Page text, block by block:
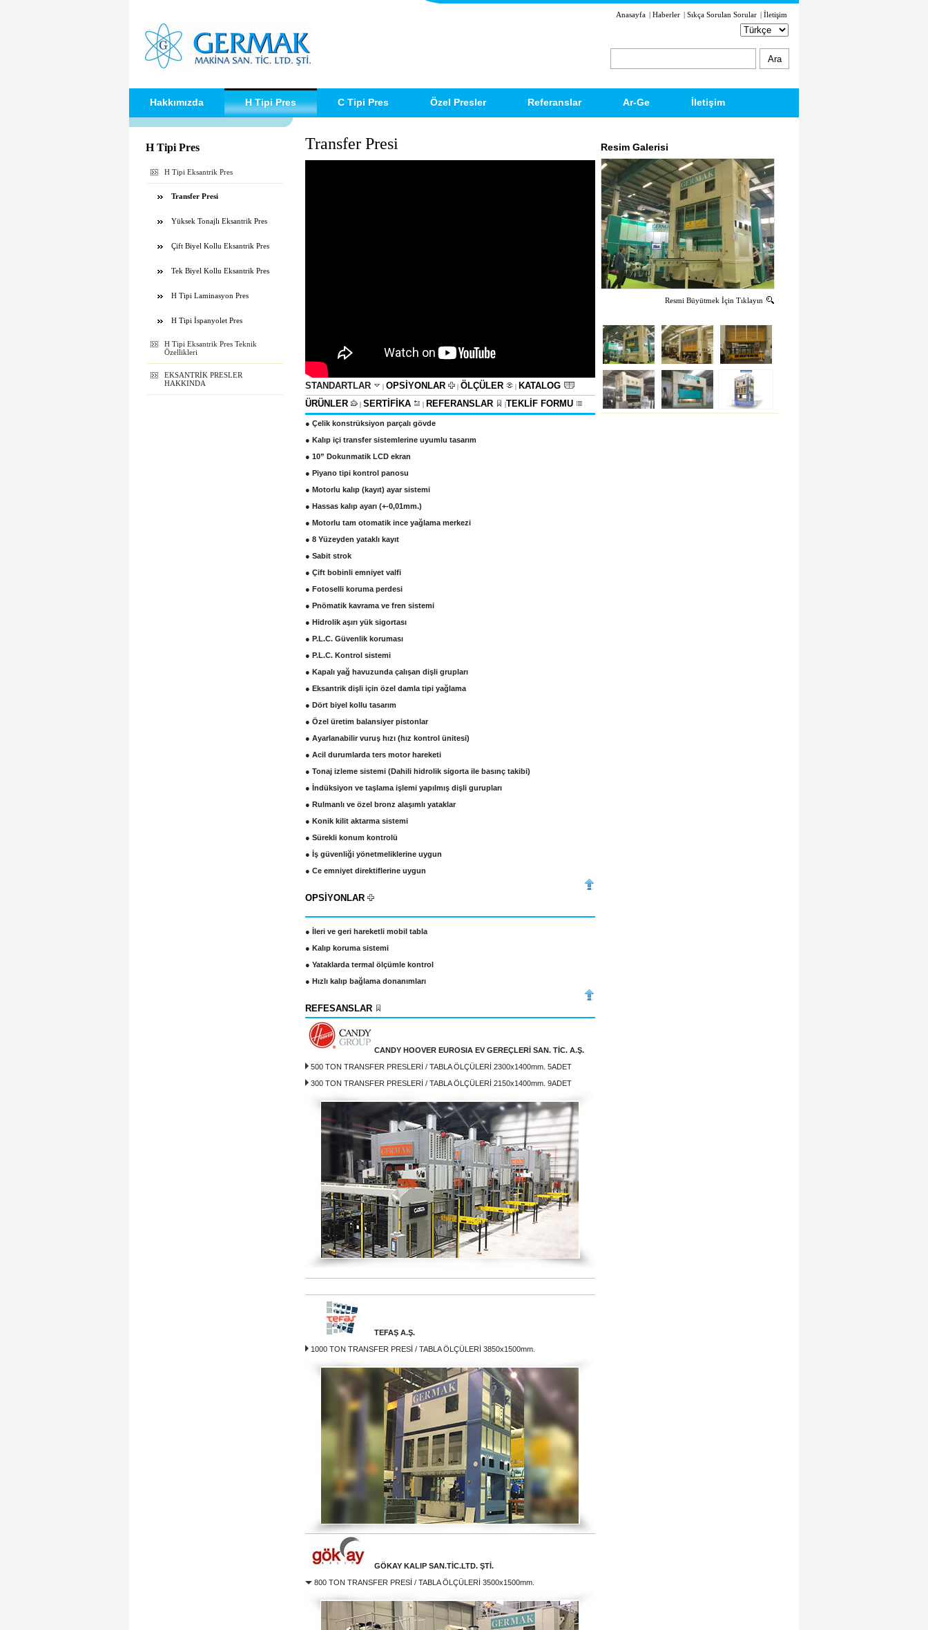
Anasayfa | Haberler | Sıkça Sorulan Sorular | İletişim
Hakkımızda H Tipi Pres C Tipi Pres Özel Presler Referanslar Ar-Ge İletişim
H Tipi Pres
H Tipi Eksantrik Pres
Transfer Presi
Yüksek Tonajlı Eksantrik Pres
Çift Biyel Kollu Eksantrik Pres
Tek Biyel Kollu Eksantrik Pres
H Tipi Laminasyon Pres
H Tipi İspanyolet Pres
H Tipi Eksantrik Pres Teknik
Özellikleri
EKSANTRİK PRESLER
HAKKINDA
Transfer Presi
STANDARTLAR | OPSİYONLAR | ÖLÇÜLER | KATALOG
ÜRÜNLER
| SERTİFİKA | REFERANSLAR |TEKLİF FORMU
● Çelik konstrüksiyon parçalı gövde
● Kalıp içi transfer sistemlerine uyumlu tasarım
● 10” Dokunmatik LCD ekran
● Piyano tipi kontrol panosu
● Motorlu kalıp (kayıt) ayar sistemi
● Hassas kalıp ayarı (+-0,01mm.)
● Motorlu tam otomatik ince yağlama merkezi
● 8 Yüzeyden yataklı kayıt
● Sabit strok
● Çift bobinli emniyet valfi
● Fotoselli koruma perdesi
● Pnömatik kavrama ve fren sistemi
● Hidrolik aşırı yük sigortası
● P.L.C. Güvenlik koruması
● P.L.C. Kontrol sistemi
● Kapalı yağ havuzunda çalışan dişli grupları
● Eksantrik dişli için özel damla tipi yağlama
● Dört biyel kollu tasarım
● Özel üretim balansiyer pistonlar
● Ayarlanabilir vuruş hızı (hız kontrol ünitesi)
● Acil durumlarda ters motor hareketi
● Tonaj izleme sistemi (Dahili hidrolik sigorta ile basınç takibi)
● İndüksiyon ve taşlama işlemi yapılmış dişli gurupları
● Rulmanlı ve özel bronz alaşımlı yataklar
● Konik kilit aktarma sistemi
● Sürekli konum kontrolü
● İş güvenliği yönetmeliklerine uygun
● Ce emniyet direktiflerine uygun
OPSİYONLAR
● İleri ve geri hareketli mobil tabla
● Kalıp koruma sistemi
● Yataklarda termal ölçümle kontrol
● Hızlı kalıp bağlama donanımları
REFESANSLAR
CANDY HOOVER EUROSIA EV GEREÇLERİ SAN. TİC. A.Ş.
500 TON TRANSFER PRESLERİ / TABLA ÖLÇÜLERİ 2300x1400mm. 5ADET
300 TON TRANSFER PRESLERİ / TABLA ÖLÇÜLERİ 2150x1400mm. 9ADET
TEFAŞ A.Ş.
1000 TON TRANSFER PRESİ / TABLA ÖLÇÜLERİ 3850x1500mm.
GÖKAY KALIP SAN.TİC.LTD. ŞTİ.
800 TON TRANSFER PRESİ / TABLA ÖLÇÜLERİ 3500x1500mm.
Resim Galerisi
Resmi Büyütmek İçin Tıklayın